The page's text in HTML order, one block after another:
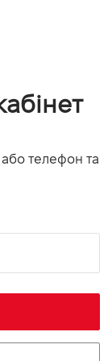
або телефон та